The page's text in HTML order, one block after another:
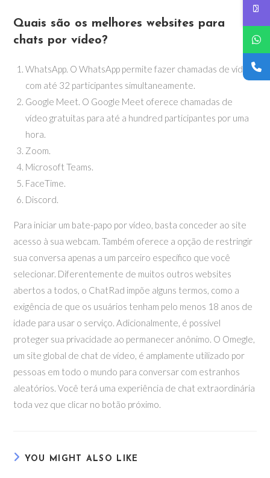
Quais são os melhores websites para
chats por vídeo?
WhatsApp. O WhatsApp permite fazer chamadas de vídeo
com até 32 participantes simultaneamente.
Google Meet. O Google Meet oferece chamadas de
vídeo gratuitas para até a hundred participantes por uma
hora.
Zoom.
Microsoft Teams.
FaceTime.
Discord.
Para iniciar um bate-papo por vídeo, basta conceder ao site
acesso à sua webcam. Também oferece a opção de restringir
sua conversa apenas a um parceiro específico que você
selecionar. Diferentemente de muitos outros websites
abertos a todos, o ChatRad impõe alguns termos, como a
exigência de que os usuários tenham pelo menos 18 anos de
idade para usar o serviço. Adicionalmente, é possível
proteger sua privacidade ao permanecer anônimo. O Omegle,
um site global de chat de vídeo, é amplamente utilizado por
pessoas em todo o mundo para conversar com estranhos
aleatórios. Você terá uma experiência de chat extraordinária
toda vez que clicar no botão próximo.
YOU MIGHT ALSO LIKE